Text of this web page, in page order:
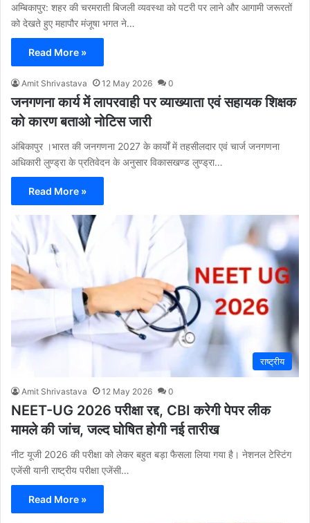
अम्बिकापुर: शहर की चरमराती बिजली व्यवस्था को पटरी पर लाने और आगामी जरूरतों
को देखते हुए महापौर मंजूषा भगत ने…
Read More »
Amit Shrivastava 12 May 2026 0
जनगणना कार्य में लापरवाही पर व्याख्याता एवं सहायक शिक्षक
को कारण बताओ नोटिस जारी
अंबिकापुर ।भारत की जनगणना 2027 के कार्यों में तहसीलदार एवं चार्ज जनगणना
अधिकारी लुण्ड्रा के प्रतिवेदन के अनुसार विकासखण्ड लुण्ड्रा…
Read More »
राष्ट्रीय
Amit Shrivastava 12 May 2026 0
NEET-UG 2026 परीक्षा रद्द, CBI करेगी पेपर लीक
मामले की जांच, जल्द घोषित होगी नई तारीख
नीट यूजी 2026 की परीक्षा को लेकर बहुत बड़ा फैसला लिया गया है। नेशनल टेस्टिंग
एजेंसी यानी राष्ट्रीय परीक्षा एजेंसी…
Read More »